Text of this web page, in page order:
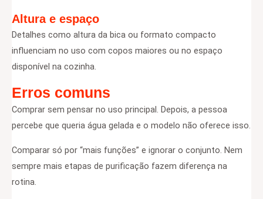
Altura e espaço
Detalhes como altura da bica ou formato compacto
influenciam no uso com copos maiores ou no espaço
disponível na cozinha.
Erros comuns
Comprar sem pensar no uso principal. Depois, a pessoa
percebe que queria água gelada e o modelo não oferece isso.
Comparar só por “mais funções” e ignorar o conjunto. Nem
sempre mais etapas de purificação fazem diferença na
rotina.